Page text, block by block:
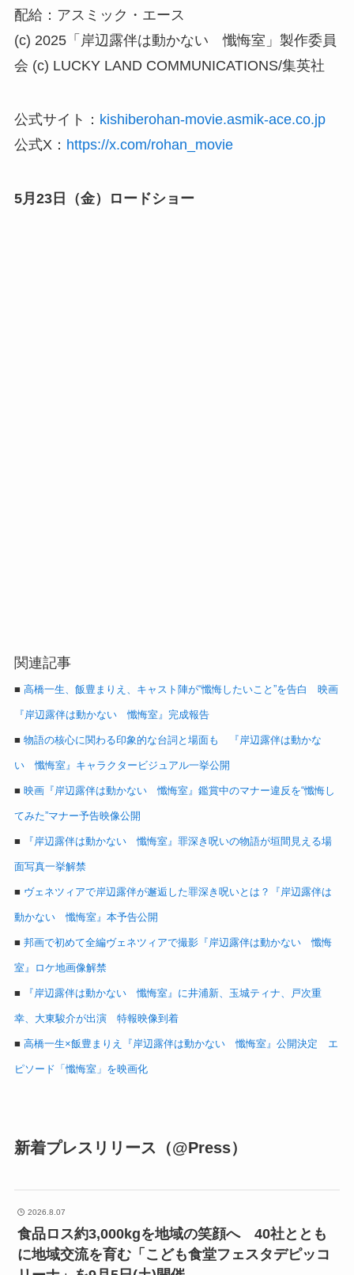
配給：アスミック・エース
(c) 2025「岸辺露伴は動かない 懺悔室」製作委員
会 (c) LUCKY LAND COMMUNICATIONS/集英社
公式サイト： kishiberohan-movie.asmik-ace.co.jp
公式X： https://x.com/rohan_movie
5月23日（金）ロードショー
関連記事
■ 高橋一生、飯豊まりえ、キャスト陣が“懺悔したいこと”を告白 映画
『岸辺露伴は動かない 懺悔室』完成報告
■ 物語の核心に関わる印象的な台詞と場面も 『岸辺露伴は動かな
い 懺悔室』キャラクタービジュアル一挙公開
■ 映画『岸辺露伴は動かない 懺悔室』鑑賞中のマナー違反を“懺悔し
てみた”マナー予告映像公開
■ 『岸辺露伴は動かない 懺悔室』罪深き呪いの物語が垣間見える場
面写真一挙解禁
■ ヴェネツィアで岸辺露伴が邂逅した罪深き呪いとは？『岸辺露伴は
動かない 懺悔室』本予告公開
■ 邦画で初めて全編ヴェネツィアで撮影『岸辺露伴は動かない 懺悔
室』ロケ地画像解禁
■ 『岸辺露伴は動かない 懺悔室』に井浦新、玉城ティナ、戸次重
幸、大東駿介が出演 特報映像到着
■ 高橋一生×飯豊まりえ『岸辺露伴は動かない 懺悔室』公開決定 エ
ピソード「懺悔室」を映画化
新着プレスリリース（@Press）
2026.8.07
食品ロス約3,000kgを地域の笑顔へ 40社ととも
に地域交流を育む「こども食堂フェスタデピッコ